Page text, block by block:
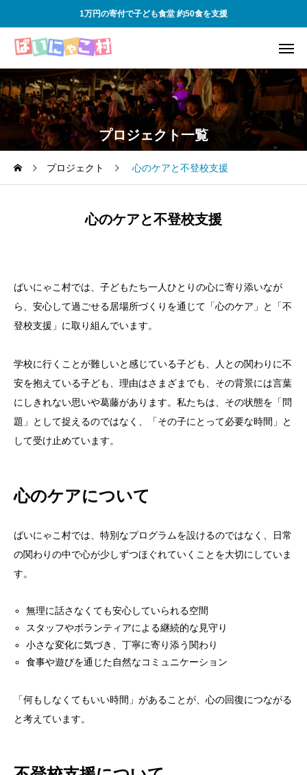
1万円の寄付で子ども食堂 約50食を支援
プロジェクト一覧
プロジェクト 心のケアと不登校支援
心のケアと不登校支援
ばいにゃこ村では、子どもたち一人ひとりの心に寄り添いなが
ら、安心して過ごせる居場所づくりを通じて「心のケア」と「不
登校支援」に取り組んでいます。
学校に行くことが難しいと感じている子ども、人との関わりに不
安を抱えている子ども、理由はさまざまでも、その背景には言葉
にしきれない思いや葛藤があります。私たちは、その状態を「問
題」として捉えるのではなく、「その子にとって必要な時間」と
して受け止めています。
心のケアについて
ばいにゃこ村では、特別なプログラムを設けるのではなく、日常
の関わりの中で心が少しずつほぐれていくことを大切にしていま
す。
無理に話さなくても安心していられる空間
スタッフやボランティアによる継続的な見守り
小さな変化に気づき、丁寧に寄り添う関わり
食事や遊びを通じた自然なコミュニケーション
「何もしなくてもいい時間」があることが、心の回復につながる
と考えています。